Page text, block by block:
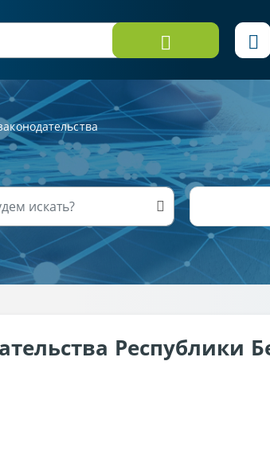
Республики